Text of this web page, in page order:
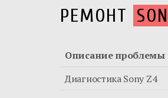
РЕМОНТ
Описание проблемы
Диагностика Sony Z4